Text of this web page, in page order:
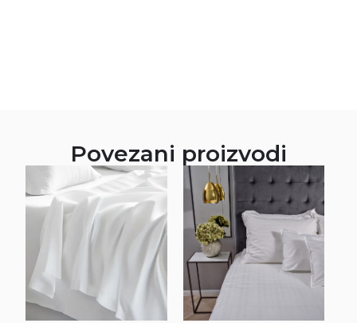
Povezani proizvodi